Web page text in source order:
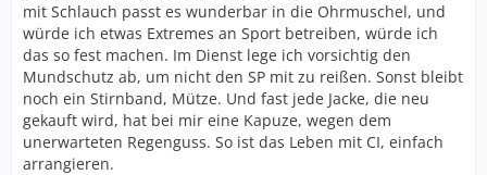
mit Schlauch passt es wunderbar in die Ohrmuschel, und
würde ich etwas Extremes an Sport betreiben, würde ich
das so fest machen. Im Dienst lege ich vorsichtig den
Mundschutz ab, um nicht den SP mit zu reißen. Sonst bleibt
noch ein Stirnband, Mütze. Und fast jede Jacke, die neu
gekauft wird, hat bei mir eine Kapuze, wegen dem
unerwarteten Regenguss. So ist das Leben mit CI, einfach
arrangieren.